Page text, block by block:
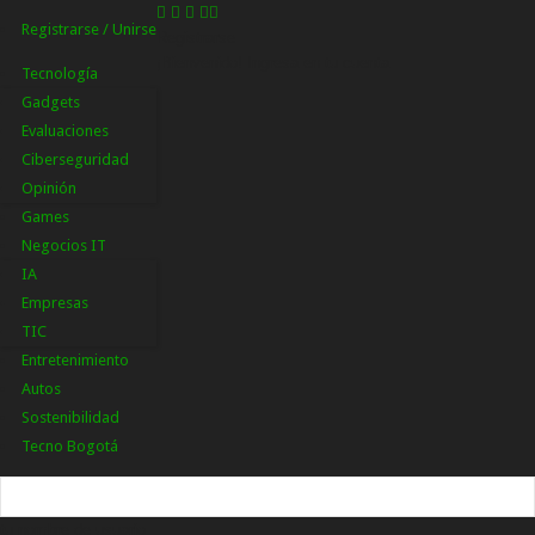
Registrarse / Unirse
Tecnología
Gadgets
Evaluaciones
Ciberseguridad
Opinión
Games
Negocios IT
IA
Empresas
TIC
Entretenimiento
Autos
Sostenibilidad
Tecno Bogotá